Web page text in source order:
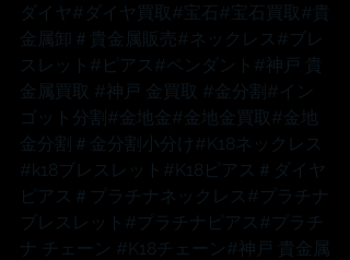
ダイヤ #ダイヤ買取 #宝石 #宝石買取 #貴
金属卸 ＃貴金属販売#ネックレス #ブレ
スレット #ピアス #ペンダント #神戸 貴
金属買取 #神戸 金買取 #金分割 #イン
ゴット分割 #金地金 #金地金買取 #金地
金分割
＃金分割小分け #K18ネックレス
#k18ブレスレット #K18ピアス ＃ダイヤ
ピアス ＃プラチナネックレス #プラチナ
ブレスレット #プラチナピアス #プラチ
ナ
チェーン #K18チェーン #神戸 貴金属